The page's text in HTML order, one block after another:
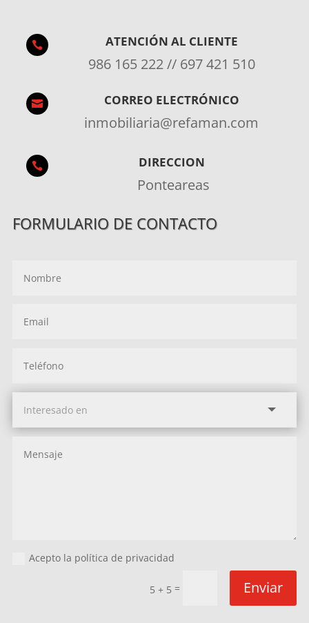
 ATENCIÓN AL CLIENTE
986 165 222 // 697 421 510
 CORREO ELECTRÓNICO
inmobiliaria@refaman.com
 DIRECCION
Ponteareas
FORMULARIO DE CONTACTO
Acepto la política de privacidad
5 + 5 = Enviar